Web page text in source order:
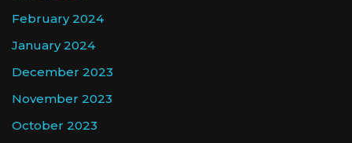
February 2024
January 2024
December 2023
November 2023
October 2023